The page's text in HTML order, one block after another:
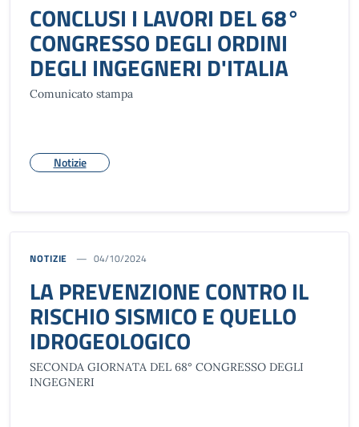
CONCLUSI I LAVORI DEL 68°
CONGRESSO DEGLI ORDINI
DEGLI INGEGNERI D'ITALIA
Comunicato stampa
Notizie
NOTIZIE 04/10/2024
LA PREVENZIONE CONTRO IL
RISCHIO SISMICO E QUELLO
IDROGEOLOGICO
SECONDA GIORNATA DEL 68° CONGRESSO DEGLI
INGEGNERI